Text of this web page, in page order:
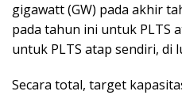
gigawatt (GW) pada akhir
pada tahun ini untuk PLTS
untuk PLTS atap sendiri, di
Secara total, target